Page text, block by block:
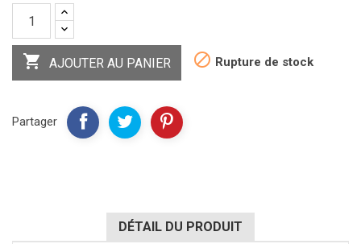
 AJOUTER AU PANIER  Rupture de stock
Partager
DÉTAIL DU PRODUIT